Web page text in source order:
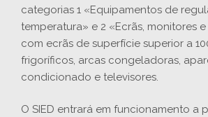
categorias 1 «Equipamentos de
temperatura» e 2 «Ecrãs, monitores
com ecrãs de superfície superior a
frigoríficos, arcas congeladoras,
condicionado e televisores.
O SIED entrará em funcionamento a